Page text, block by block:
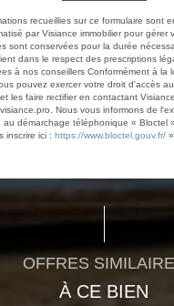
recueillies sur ce formulaire sont
par Visiance immobilier pour gérer
sont conservées pour la durée
dans le respect des prescriptions
à nos conseillers Conformément à la
pouvez exercer votre droit d'accès
les faire rectifier en contactant
Nous vous informons de
au démarchage téléphonique « Bloctel
inscrire ici : https://www.bloctel.gouv.fr/ »
OFFRES
À CE BIEN